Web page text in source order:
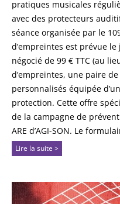
pratiques musicales
avec des protecteurs
séance organisée par le
d’empreintes est prévue
négocié de 99 € TTC (au
d’empreintes, une paire
personnalisés équipée
protection. Cette offre
de la campagne de
ARE d’AGI-SON. Le
Lire la suite >